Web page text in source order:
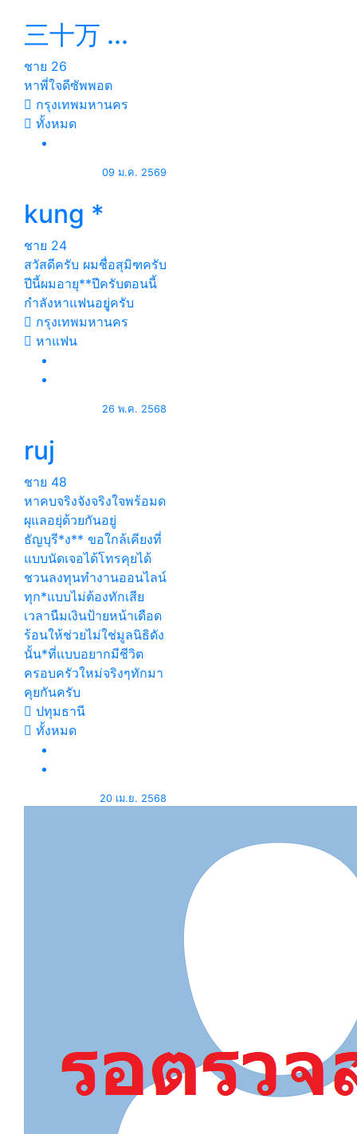
三十万 ...
ชาย 26
หาพี่ใจดีซัพพอต
กรุงเทพมหานคร
ทั้งหมด
09 ม.ค. 2569
kung *
ชาย 24
สวัสดีครับ ผมชื่อสุมิฑครับ
ปีนี้ผมอายุ**ปีครับตอนนี้
กำลังหาแฟนอยูุ่ครับ
กรุงเทพมหานคร
หาแฟน
26 พ.ค. 2568
ruj
ชาย 48
หาคบจริงจังจริงใจพร้อมด
ผุแลอยุ่ด้วยกันอยู่
ธัญบุรี*ง** ขอใกล้เคียงที่
แบบนัดเจอได้โทรคุยได้
ชวนลงทุนทำงานออนไลน์
ทุก*แบบไม่ต้องทักเสีย
เวลานืมเงินป้ายหน้าเดือด
ร้อนให้ช่วยไม่ใช่มูลนิธิดัง
นั้น*ที่แบบอยากมีชีวิต
ครอบครัวใหม่จริงๆทักมา
คุยกันครับ
ปทุมธานี
ทั้งหมด
20 เม.ย. 2568